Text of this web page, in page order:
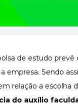
de estudo
empresa. Sendo
relação a escolha
do auxílio